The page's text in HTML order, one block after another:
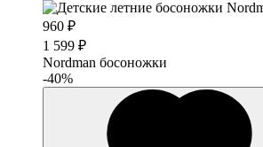
960 ₽
1 599 ₽
Nordman босоножки
-40%